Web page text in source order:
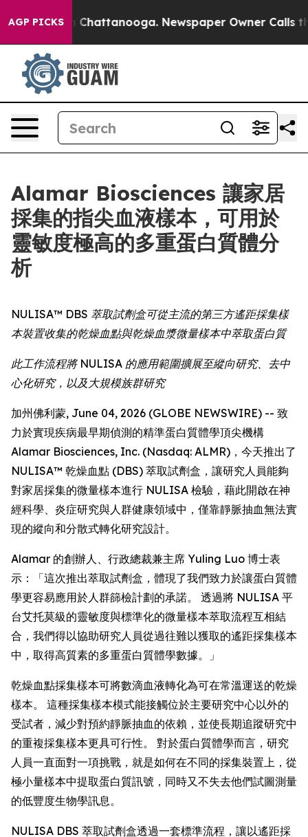
AGP PICKSin Chattanooga. Newspaper Owner Calls the
Alamar Biosciences 讓家居
採集的指尖血液樣本，可用於
靈敏度極高的多重蛋白質體分
析
NULISA™ DBS 萃取試劑盒可從主流的第三方遙距採集樣
本裝置收集的乾燥血點與乾燥血漿微量樣本中萃取蛋白質
此工作流程將 NULISA 的應用範圍擴展至縱向研究、去中
心化研究，以及大規模族群研究
加州佛利蒙, June 04, 2026 (GLOBE NEWSWIRE) -- 致
力於實現疾病最早期偵測的精準蛋白質體學頂尖機構
Alamar Biosciences, Inc. (Nasdaq: ALMR)，今天推出了
NULISA™ 乾燥血點 (DBS) 萃取試劑盒，讓研究人員能夠
對家居採集的微量樣本進行 NULISA 檢驗，藉此開啟在神
經科學、炎症研究與人群健康領域中，僅靠靜脈抽血無法實
現的縱向和分散式轉化研究設計。
Alamar 的創辦人、行政總裁兼主席 Yuling Luo 博士表
示：「這次推出萃取試劑盒，體現了我們致力於讓蛋白質體
學更容易應用於人群篩檢計劃的承諾。 透過將 NULISA 平
台艾托莫級的靈敏度與標準化的微量樣本萃取流程互相結
合，我們得以協助研究人員從過往難以獲取的遙距採集樣本
中，取得高質素的多重蛋白質體學數據。」
乾燥血點採集樣本可將數滴血液轉化為可在常溫運送的乾燥
樣本。 這種採集樣本模式能接觸位於主要研究中心以外的
受試者，減少對預約靜脈抽血的依賴，並使長期追蹤研究中
的重複採集樣本更具可行性。 對於蛋白質體學而言，研究
人員一直面對一項挑戰，就是如何在不同的採集裝置上，從
極小量樣本中提取蛋白質訊號，同時又不失去他們試圖測量
的低豐度生物學訊息。
NULISA DBS 萃取試劑盒透過一套標準流程，讓以遙距採